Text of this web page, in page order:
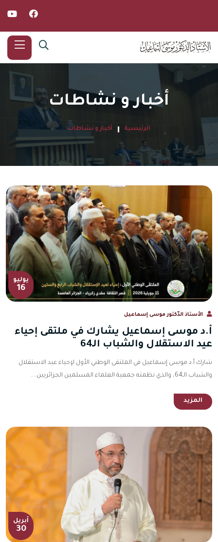
أخبار و نشاطات
الرئيسية أخبار و نشاطات
يوليو
16
الأستاذ الدّكتور موسى إسماعيل
أ.د موسى إسماعيل يشارك في ملتقى إحياء
عيد الاستقلال والشباب الـ64
شارك أ.د موسى إسماعيل في الملتقى الوطني الأول لإحياء عيد الاستقلال
والشباب الـ64، والذي نظمته جمعية العلماء المسلمين الجزائريين....
المزيد
أبريل
30